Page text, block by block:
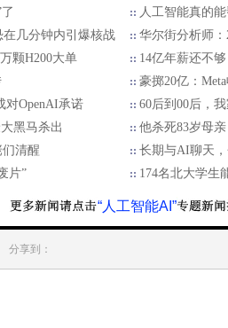
人工智能真的
几分钟内引爆核战
华尔街分析师
颗H200大单
14亿年薪还不
豪掷20亿：
对OpenAI承诺
60后到00后，
黑马杀出
他杀死83岁母
清醒
长期与AI聊天
片”
174名北大学生
“人工智能AI”
分享到：